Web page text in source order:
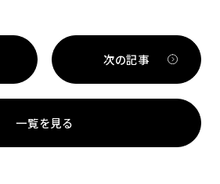
一覧を見る
次の記事